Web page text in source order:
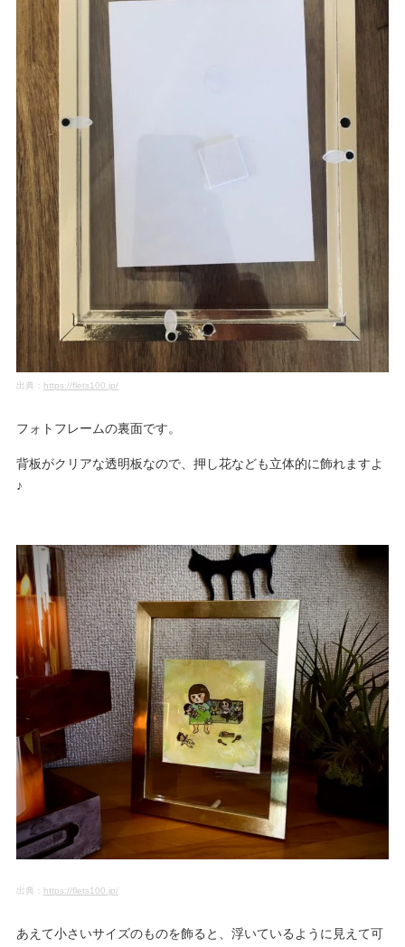
出典： https://flets100.jp/
フォトフレームの裏面です。
背板がクリアな透明板なので、押し花なども立体的に飾れますよ
♪
出典： https://flets100.jp/
あえて小さいサイズのものを飾ると、浮いているように見えて可